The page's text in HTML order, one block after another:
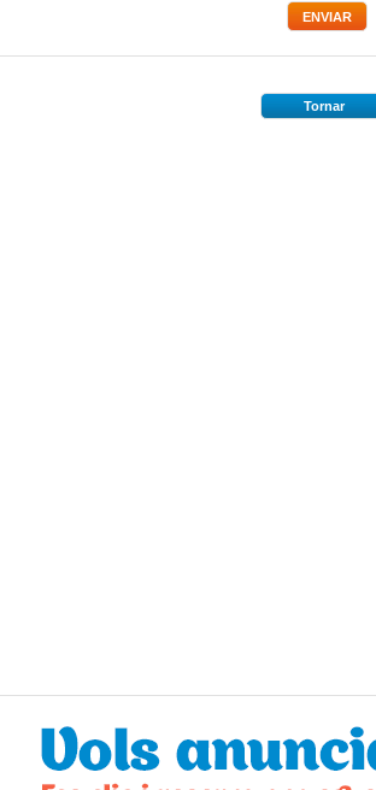
Tornar